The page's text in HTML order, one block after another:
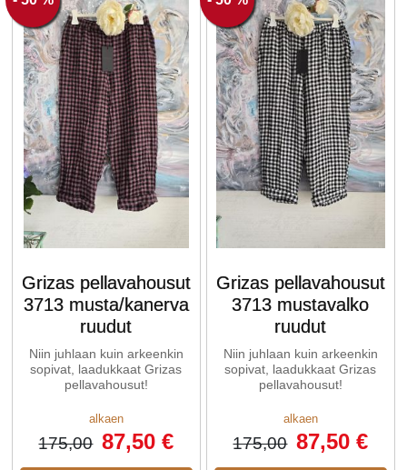
Grizas pellavahousut
3713 musta/kanerva
ruudut
Niin juhlaan kuin arkeenkin
sopivat, laadukkaat Grizas
pellavahousut!
alkaen
175,00 87,50 €
Grizas pellavahousut
3713 mustavalko
ruudut
Niin juhlaan kuin arkeenkin
sopivat, laadukkaat Grizas
pellavahousut!
alkaen
175,00 87,50 €